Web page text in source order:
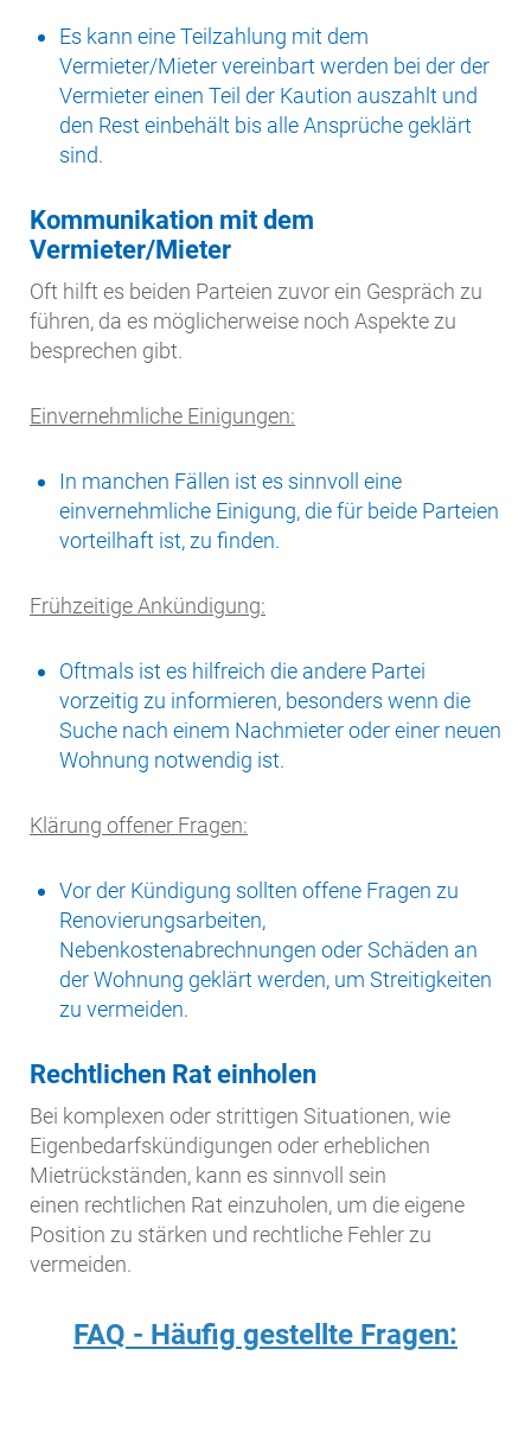
Es kann eine Teilzahlung mit dem
Vermieter/Mieter vereinbart werden bei der der
Vermieter einen Teil der Kaution auszahlt und
den Rest einbehält bis alle Ansprüche geklärt
sind.
Kommunikation mit dem
Vermieter/Mieter
Oft hilft es beiden Parteien zuvor ein Gespräch zu
führen, da es möglicherweise noch Aspekte zu
besprechen gibt.
Einvernehmliche Einigungen:
In manchen Fällen ist es sinnvoll eine
einvernehmliche Einigung, die für beide Parteien
vorteilhaft ist, zu finden.
Frühzeitige Ankündigung:
Oftmals ist es hilfreich die andere Partei
vorzeitig zu informieren, besonders wenn die
Suche nach einem Nachmieter oder einer neuen
Wohnung notwendig ist.
Klärung offener Fragen:
Vor der Kündigung sollten offene Fragen zu
Renovierungsarbeiten,
Nebenkostenabrechnungen oder Schäden an
der Wohnung geklärt werden, um Streitigkeiten
zu vermeiden.
Rechtlichen Rat einholen
Bei komplexen oder strittigen Situationen, wie
Eigenbedarfskündigungen oder erheblichen
Mietrückständen, kann es sinnvoll sein
einen rechtlichen Rat einzuholen, um die eigene
Position zu stärken und rechtliche Fehler zu
vermeiden.
FAQ - Häufig gestellte Fragen: